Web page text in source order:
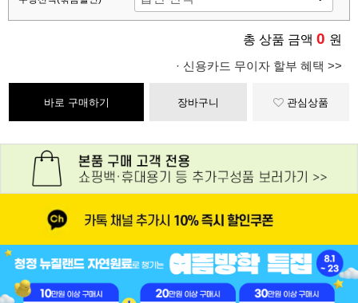
총 상품 금액 0 원
· 신용카드 무이자 할부 혜택 >>
바로 구매하기 장바구니 관심상품